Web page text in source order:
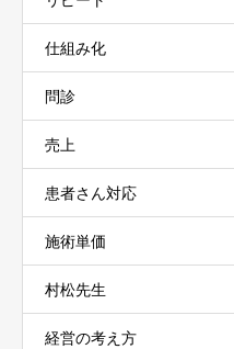
仕組み化
問診
売上
患者さん対応
施術単価
村松先生
経営の考え方